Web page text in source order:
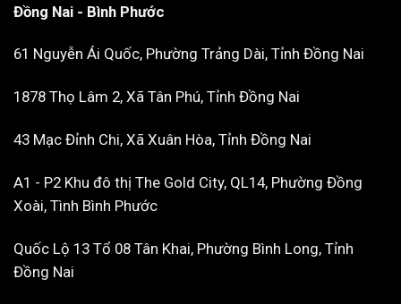
Đồng Nai - Bình Phước
61 Nguyễn Ái Quốc, Phường Trảng Dài, Tỉnh Đồng Nai
1878 Thọ Lâm 2, Xã Tân Phú, Tỉnh Đồng Nai
43 Mạc Đỉnh Chi, Xã Xuân Hòa, Tỉnh Đồng Nai
A1 - P2 Khu đô thị The Gold City, QL14, Phường Đồng
Xoài, Tình Bình Phước
Quốc Lộ 13 Tổ 08 Tân Khai, Phường Bình Long, Tỉnh
Đồng Nai